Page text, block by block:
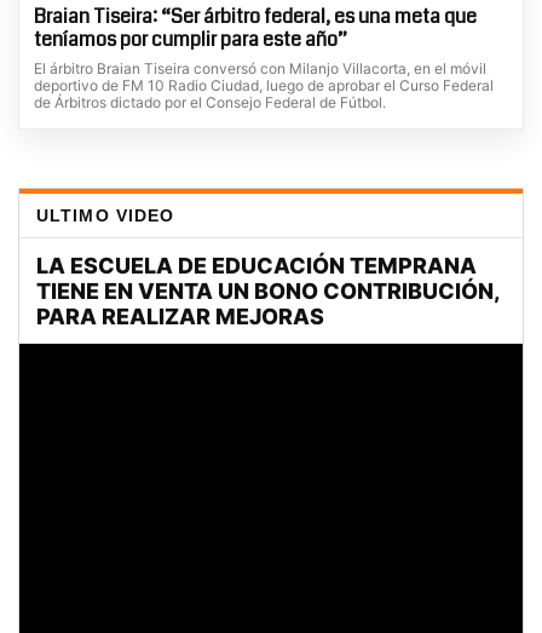
Braian Tiseira: “Ser árbitro federal, es una meta que
teníamos por cumplir para este año”
El árbitro Braian Tiseira conversó con Milanjo Villacorta, en el móvil
deportivo de FM 10 Radio Ciudad, luego de aprobar el Curso Federal
de Árbitros dictado por el Consejo Federal de Fútbol.
ULTIMO VIDEO